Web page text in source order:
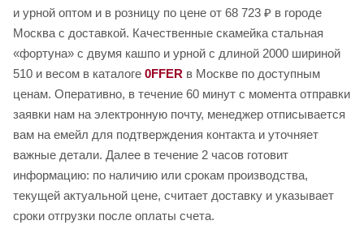
и урной оптом и в розницу по цене от 68 723 ₽ в городе
Москва с доставкой. Качественные скамейка стальная
«фортуна» с двумя кашпо и урной с длиной 2000 шириной
510 и весом в каталоге 0FFER в Москве по доступным
ценам. Оперативно, в течение 60 минут с момента отправки
заявки нам на электронную почту, менеджер отписывается
вам на емейл для подтверждения контакта и уточняет
важные детали. Далее в течение 2 часов готовит
информацию: по наличию или срокам производства,
текущей актуальной цене, считает доставку и указывает
сроки отгрузки после оплаты счета.